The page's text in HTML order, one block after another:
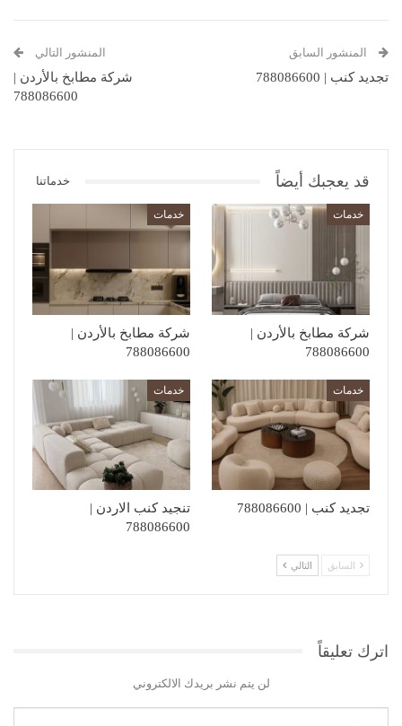
المنشور السابق
تجديد كنب | 788086600
المنشور التالي
شركة مطابخ بالأردن |
788086600
قد يعجبك أيضاً خدماتنا
خدمات
شركة مطابخ بالأردن |
788086600
خدمات
شركة مطابخ بالأردن |
788086600
خدمات
تجديد كنب | 788086600
خدمات
تنجيد كنب الاردن |
788086600
السابق التالي
اترك تعليقاً
لن يتم نشر بريدك الالكتروني